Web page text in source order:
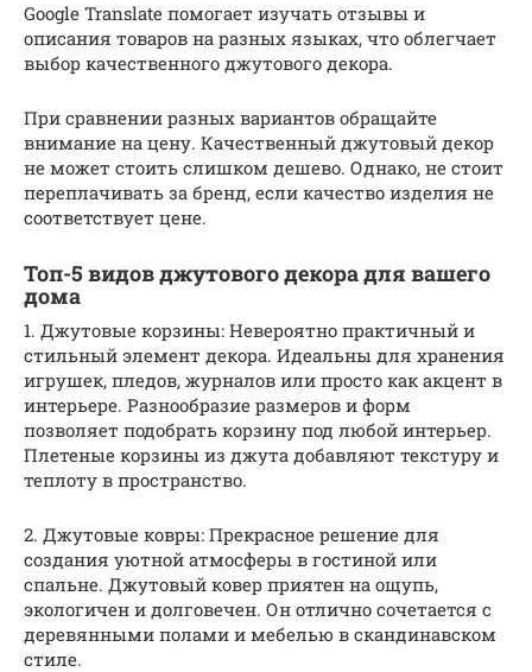
Google Translate помогает изучать отзывы и
описания товаров на разных языках, что облегчает
выбор качественного джутового декора.
При сравнении разных вариантов обращайте
внимание на цену. Качественный джутовый декор
не может стоить слишком дешево. Однако, не стоит
переплачивать за бренд, если качество изделия не
соответствует цене.
Топ-5 видов джутового декора для вашего
дома
1. Джутовые корзины: Невероятно практичный и
стильный элемент декора. Идеальны для хранения
игрушек, пледов, журналов или просто как акцент в
интерьере. Разнообразие размеров и форм
позволяет подобрать корзину под любой интерьер.
Плетеные корзины из джута добавляют текстуру и
теплоту в пространство.
2. Джутовые ковры: Прекрасное решение для
создания уютной атмосферы в гостиной или
спальне. Джутовый ковер приятен на ощупь,
экологичен и долговечен. Он отлично сочетается с
деревянными полами и мебелью в скандинавском
стиле.